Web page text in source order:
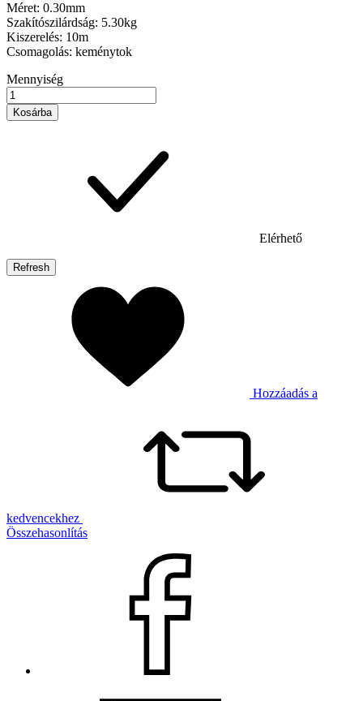
Méret: 0.30mm
Szakítószilárdság: 5.30kg
Kiszerelés: 10m
Csomagolás: keménytok
Mennyiség
Kosárba
Elérhető
Hozzáadás a
kedvencekhez
Összehasonlítás